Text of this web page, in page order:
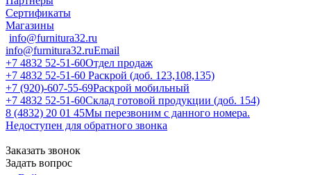
Сертификаты
Магазины
info@furnitura32.ru
info@furnitura32.ruEmail
+7 4832 52-51-60Отдел продаж
+7 4832 52-51-60 Раскрой (доб. 123,108,135)
+7 (920)-607-55-69Раскрой мобильный
+7 4832 52-51-60Склад готовой продукции (доб. 154)
8 (4832) 20 01 45Мы перезвоним с данного номера.
Недоступен для обратного звонка
Заказать звонок
Задать вопрос